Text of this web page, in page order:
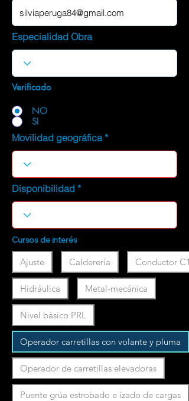
Especialidad Obra
Verificado
NO
SI
Movilidad geográfica
Disponibilidad
Cursos de interés
Ajuste Calderería Conductor C1
Hidráulica Metal-mecánica
Nivel básico PRL
Operador carretillas con volante y pluma
Operador de carretillas elevadoras
Puente grúa estrobado e izado de cargas